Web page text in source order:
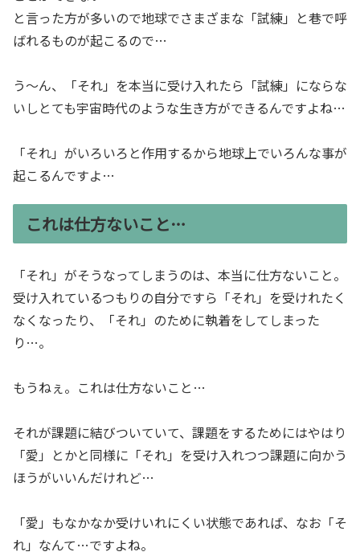
と言った方が多いので地球でさまざまな「試練」と巷で呼
ばれるものが起こるので…
う～ん、「それ」を本当に受け入れたら「試練」にならな
いしとても宇宙時代のような生き方ができるんですよね…
「それ」がいろいろと作用するから地球上でいろんな事が
起こるんですよ…
これは仕方ないこと…
「それ」がそうなってしまうのは、本当に仕方ないこと。
受け入れているつもりの自分ですら「それ」を受けれたく
なくなったり、「それ」のために執着をしてしまった
り…。
もうねぇ。これは仕方ないこと…
それが課題に結びついていて、課題をするためにはやはり
「愛」とかと同様に「それ」を受け入れつつ課題に向かう
ほうがいいんだけれど…
「愛」もなかなか受けいれにくい状態であれば、なお「そ
れ」なんて…ですよね。